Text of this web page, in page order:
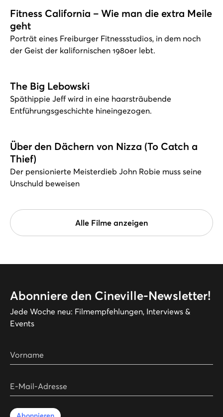
Fitness California – Wie man die extra Meile
geht
Porträt eines Freiburger Fitnessstudios, in dem noch
der Geist der kalifornischen 1980er lebt.
The Big Lebowski
Späthippie Jeff wird in eine haarsträubende
Entführungsgeschichte hineingezogen.
Über den Dächern von Nizza (To Catch a
Thief)
Der pensionierte Meisterdieb John Robie muss seine
Unschuld beweisen
Alle Filme anzeigen
Abonniere den Cineville-Newsletter!
Jede Woche neu: Filmempfehlungen, Interviews &
Events
Vorname
E-Mail-Adresse